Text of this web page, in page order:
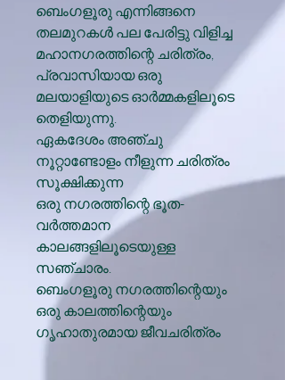
ബെംഗളൂരു എന്നിങ്ങനെ
തലമുറകള്‍ പല പേരിട്ടു വിളിച്ച
മഹാനഗരത്തിന്റെ ചരിത്രം,
പ്രവാസിയായ ഒരു
മലയാളിയുടെ ഓര്‍മ്മകളിലൂടെ
തെളിയുന്നു.
ഏകദേശം അഞ്ചു
നൂറ്റാണ്ടോളം നീളുന്ന ചരിത്രം
സൂക്ഷിക്കുന്ന
ഒരു നഗരത്തിന്റെ ഭൂത-
വര്‍ത്തമാന
കാലങ്ങളിലൂടെയുള്ള
സഞ്ചാരം.
ബെംഗളൂരു നഗരത്തിന്റെയും
ഒരു കാലത്തിന്റെയും
ഗൃഹാതുരമായ ജീവചരിത്രം